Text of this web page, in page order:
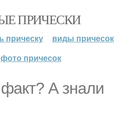
ПРИЧЕСКИ
прическу
виды причесок
фото причесок
А знали